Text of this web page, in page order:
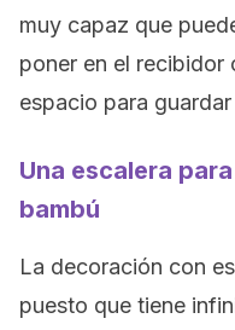
muy capaz que
poner en el recibidor
espacio para
Una escalera
bambú
La decoración con
puesto que tiene